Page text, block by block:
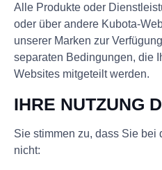
Alle Produkte oder
oder über andere Kubota-
unserer Marken zur
separaten Bedingungen, die
Websites mitgeteilt werden.
IHRE NUTZUNG
Sie stimmen zu, dass Sie bei
nicht: